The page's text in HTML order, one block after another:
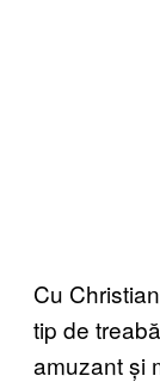
Cu
tip de
amuzant și